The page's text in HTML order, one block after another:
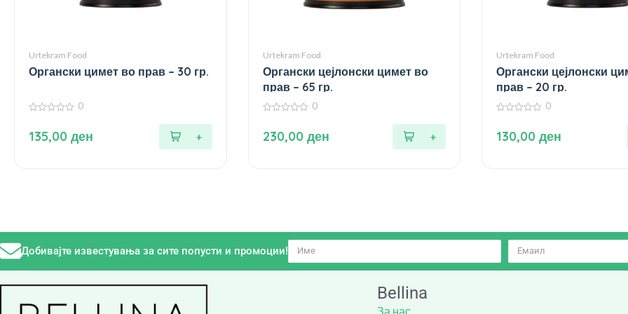
Urtekram Food
Органски цимет во прав – 30 гр.
5
0
135,00 ден
Urtekram Food
Органски цејлонски цимет во
прав – 65 гр.
5
0
230,00 ден
Urtekram Food
Органски цејлонски
прав – 20 гр.
5
0
130,00 ден
Добивајте известувања за сите попусти и промоции!
Bellina
За нас